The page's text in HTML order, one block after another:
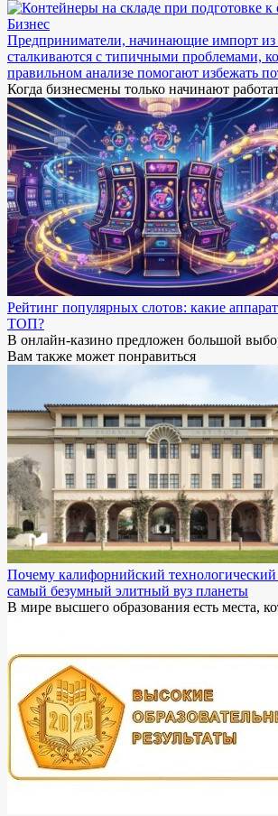
Бизнес
Предприниматели, начинающие импорт из
сталкиваются с типичными проблемами,
правильном анализе помогают избежать
Когда бизнесмены только начинают
Рейтинг популярных слотов: какие
ТОП?
В онлайн-казино предложен большой
Вам также может понравиться
Почему калифорнийский
самый безумный элитный вуз планеты
В мире высшего образования есть места,